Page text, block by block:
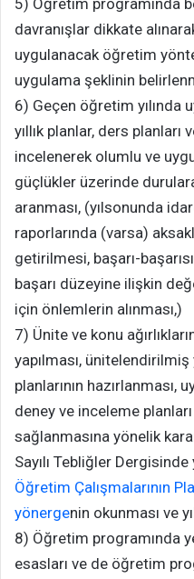
5) Öğretim programında
davranışlar dikkate
uygulanacak öğretim
uygulama şeklinin
6) Geçen öğretim yılında
yıllık planlar, ders planları
incelenerek olumlu ve
güçlükler üzerinde
aranması, (yılsonunda
raporlarında (varsa)
getirilmesi, başarı-
başarı düzeyine ilişkin
için önlemlerin alınması,)
7) Ünite ve konu
yapılması, ünitelendirilmiş
planlarının hazırlanması,
deney ve inceleme
sağlanmasına yönelik
Sayılı Tebliğler Dergisinde
Öğretim Çalışmalarının
yönergenin okunması ve
8) Öğretim programında
esasları ve de öğretim